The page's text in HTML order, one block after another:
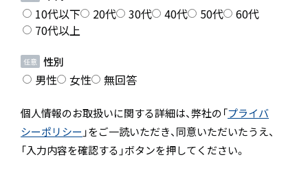
10代以下 20代 30代 40代 50代
60代
70代以上
性別
男性 女性 無回答
個人情報のお取扱いに関する詳細は、弊社の「プライバ
シーポリシー 」をご一読いただき、 同意いただいたうえ、
「入力内容を確認する」ボタンを押してください。